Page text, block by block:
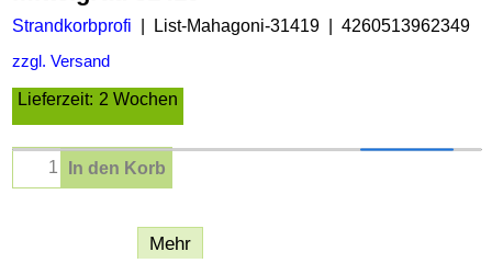
Strandkorbprofi List-Mahagoni-31419 4260513962349
zzgl. Versand
Lieferzeit: 2 Wochen
In den Korb
Mehr